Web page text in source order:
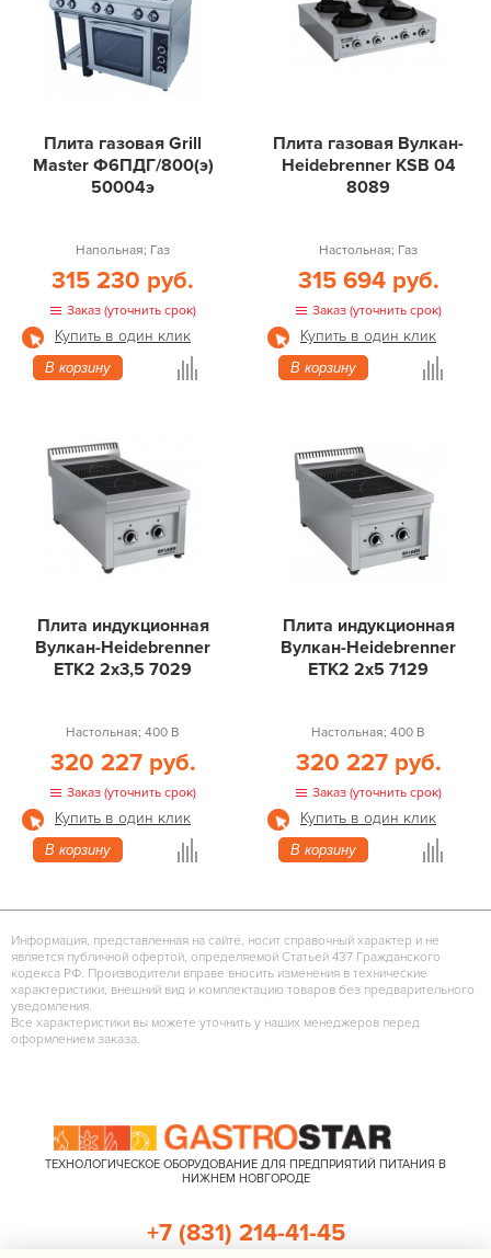
Плита газовая Grill
Master Ф6ПДГ/800(э)
50004э
Напольная; Газ
315 230 руб.
Заказ (уточнить срок)
Купить в один клик
В корзину
Плита газовая Вулкан-
Heidebrenner KSB 04
8089
Настольная; Газ
315 694 руб.
Заказ (уточнить срок)
Купить в один клик
В корзину
Плита индукционная
Вулкан-Heidebrenner
ETK2 2х3,5 7029
Настольная; 400 В
320 227 руб.
Заказ (уточнить срок)
Купить в один клик
В корзину
Плита индукционная
Вулкан-Heidebrenner
ETK2 2х5 7129
Настольная; 400 В
320 227 руб.
Заказ (уточнить срок)
Купить в один клик
В корзину
Информация, представленная на сайте, носит справочный характер и не
является публичной офертой, определяемой Статьей 437 Гражданского
кодекса РФ. Производители вправе вносить изменения в технические
характеристики, внешний вид и комплектацию товаров без предварительного
уведомления.
Все характеристики вы можете уточнить у наших менеджеров перед
оформлением заказа.
ТЕХНОЛОГИЧЕСКОЕ ОБОРУДОВАНИЕ ДЛЯ ПРЕДПРИЯТИЙ ПИТАНИЯ В
НИЖНЕМ НОВГОРОДЕ
+7 (831) 214-41-45